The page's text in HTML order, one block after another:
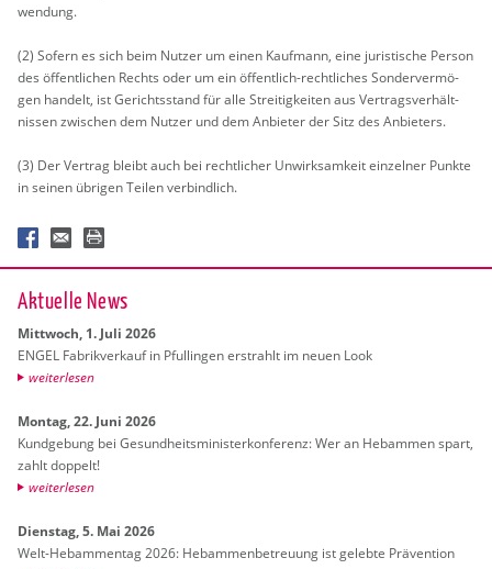
wen­dung.
(2) So­fern es sich beim Nut­zer um einen Kauf­mann, eine ju­ris­ti­sche Per­son
des öf­fent­li­chen Rechts oder um ein öf­fent­lich-recht­li­ches Son­der­ver­mö­
gen han­delt, ist Ge­richts­stand für alle Strei­tig­kei­ten aus Ver­trags­ver­hält­
nis­sen zwi­schen dem Nut­zer und dem An­bie­ter der Sitz des An­bie­ters.
(3) Der Ver­trag bleibt auch bei recht­li­cher Un­wirk­sam­keit ein­zel­ner Punk­te
in sei­nen üb­ri­gen Tei­len ver­bind­lich.
Ak­tu­el­le News
Mitt­woch, 1. Juli 2026
ENGEL Fa­brik­ver­kauf in Pful­lin­gen er­strahlt im neuen Look
wei­ter­le­sen
Mon­tag, 22. Juni 2026
Kund­ge­bung bei Ge­sund­heits­mi­nis­ter­kon­fe­renz: Wer an Heb­am­men spart,
zahlt dop­pelt!
wei­ter­le­sen
Diens­tag, 5. Mai 2026
Welt-Heb­am­men­tag 2026: Heb­am­men­be­treu­ung ist ge­leb­te Prä­ven­ti­on